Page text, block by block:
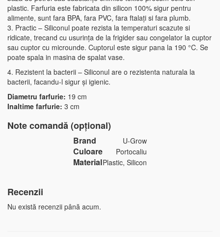
plastic. Farfuria este fabricata din silicon 100% sigur pentru
alimente, sunt fara BPA, fara PVC, fara ftalați si fara plumb.
3. Practic – Siliconul poate rezista la temperaturi scazute si
ridicate, trecand cu usurința de la frigider sau congelator la cuptor
sau cuptor cu microunde. Cuptorul este sigur pana la 190 °C. Se
poate spala in masina de spalat vase.
4. Rezistent la bacterii – Siliconul are o rezistenta naturala la
bacterii, facandu-l sigur și igienic.
Diametru farfurie: 19 cm
Inaltime farfurie: 3 cm
Note comandă (opțional)
Brand U-Grow
Culoare Portocaliu
MaterialPlastic, Silicon
Recenzii
Nu există recenzii până acum.